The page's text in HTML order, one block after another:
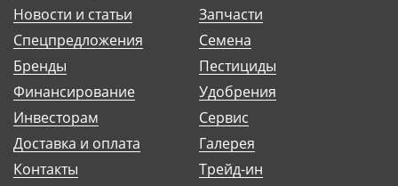
Новости и статьи
Спецпредложения
Бренды
Финансирование
Инвесторам
Доставка и оплата
Контакты
Запчасти
Семена
Пестициды
Удобрения
Сервис
Галерея
Трейд-ин